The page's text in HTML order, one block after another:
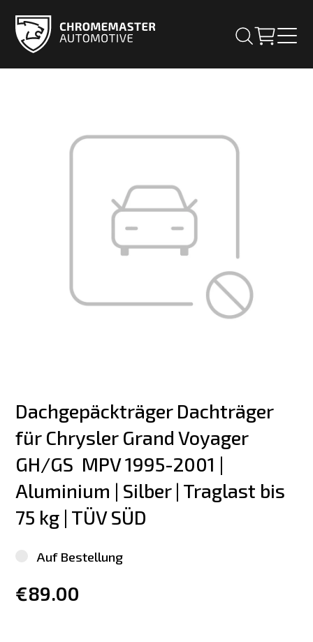
Dachgepäckträger Dachträger
für Chrysler Grand Voyager
GH/GS  MPV 1995-2001 |
Aluminium | Silber | Traglast bis
75 kg | TÜV SÜD
Auf Bestellung
€89.00